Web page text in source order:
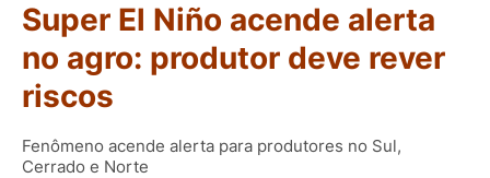
Super El Niño acende alerta
no agro: produtor deve rever
riscos
Fenômeno acende alerta para produtores no Sul,
Cerrado e Norte